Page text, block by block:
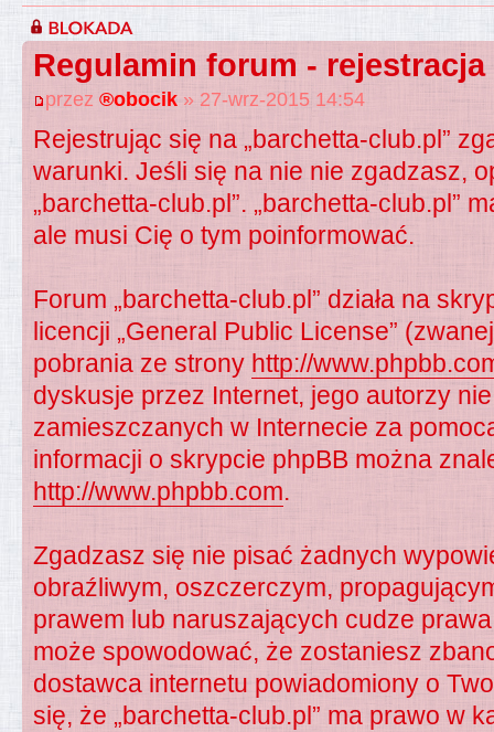
Regulamin forum - rejestracja
przez ®obocik » 27-wrz-2015 14:54
Rejestrując się na „barchetta-club.pl”
warunki. Jeśli się na nie nie zgadzasz,
„barchetta-club.pl”. „barchetta-club.pl”
ale musi Cię o tym poinformować.
Forum „barchetta-club.pl” działa na
licencji „General Public License”
pobrania ze strony http://
dyskusje przez Internet, jego autorzy
zamieszczanych w Internecie za
informacji o skrypcie phpBB można
http://www.phpbb.com.
Zgadzasz się nie pisać żadnych
obraźliwym, oszczerczym,
prawem lub naruszających cudze
może spowodować, że zostaniesz
dostawca internetu powiadomiony o
się, że „barchetta-club.pl” ma prawo w